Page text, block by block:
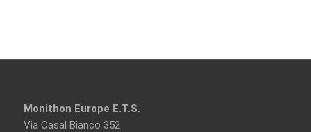
Monithon Europe E.T.S.
Via Casal Bianco 352